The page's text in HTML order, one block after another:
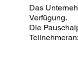
Das
Verfügung.
Die